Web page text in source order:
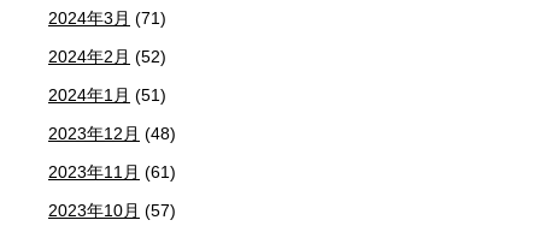
2024年3月 (71)
2024年2月 (52)
2024年1月 (51)
2023年12月 (48)
2023年11月 (61)
2023年10月 (57)